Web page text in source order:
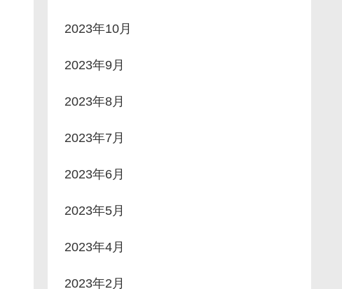
2023年10月
2023年9月
2023年8月
2023年7月
2023年6月
2023年5月
2023年4月
2023年2月